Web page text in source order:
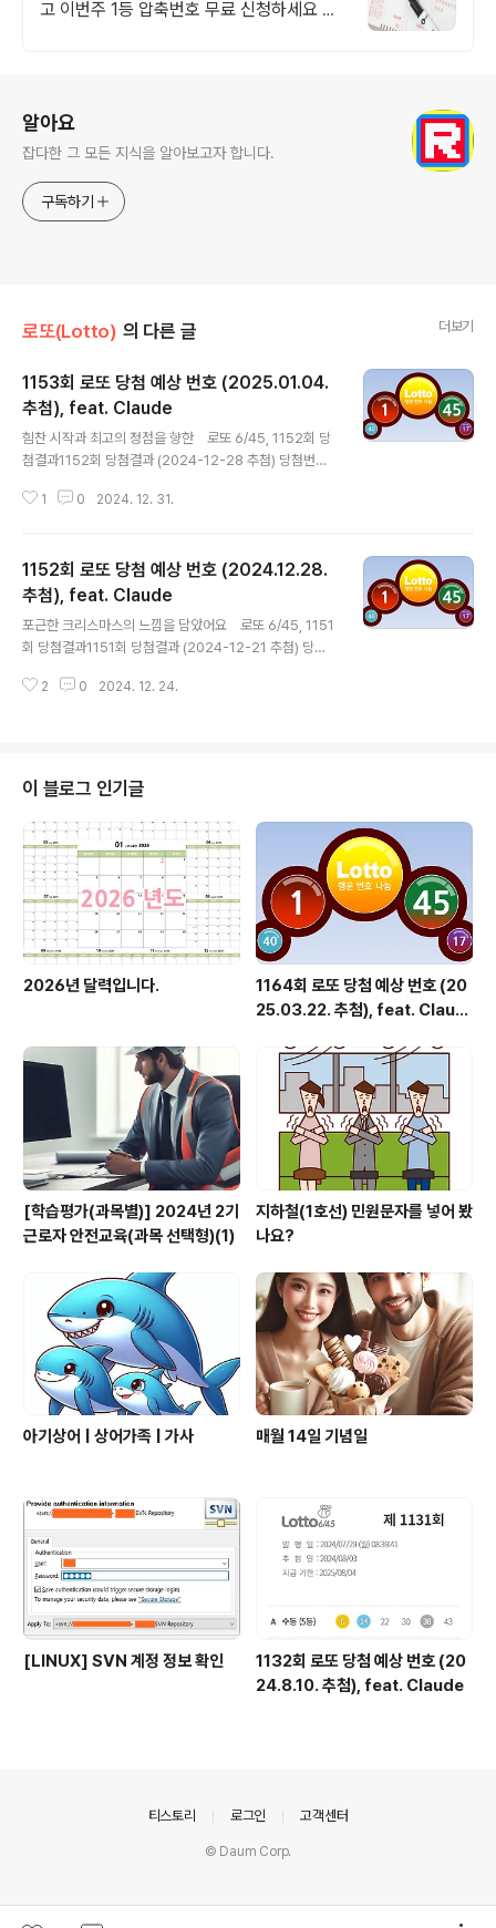
고 이번주 1등 압축번호 무료 신청하세요 지
알아요
잡다한 그 모든 지식을 알아보고자 합니다.
구독하기
로또(Lotto) 의 다른 글 더보기
1153회 로또 당첨 예상 번호 (2025.01.04.
추첨), feat. Claude
힘찬 시작과 최고의 정점을 향한 로또 6/45, 1152회 당
첨결과1152회 당첨결과 (2024-12-28 추첨) 당첨번호 :
306억원(35명 / 9억) 2025년 새해를 위한 번호 6개의
0, 25, 37, 452025년을 상징하는 숫자들을 포함했습니
다힘찬 시작과 최고의 정점을 향한 조합입니다 2세트: 1, 1
4, 23, 31, 39, 43새해 첫날을 의미하는 1로 시작하는 희
망찬 조합상승하는 기운을 담았습니다 3세트: 7, 15, 25,
33, 38, 44행운의 7로 시작하는 번영의 숫자들..
1 0 2024. 12. 31.
1152회 로또 당첨 예상 번호 (2024.12.28.
추첨), feat. Claude
포근한 크리스마스의 느낌을 담았어요 로또 6/45, 1151
회 당첨결과1151회 당첨결과 (2024-12-21 추첨) 당첨
275억원(17명 / 16억) 다시 한번 크리스마스를 기뻐하
포함한 행복한 조합행운의 7로 시작해서 최고의 45로 마
무리했습니다 2세트: 2, 14, 23, 31, 38, 422(사랑을 나
누는 둘)로 시작하는 따뜻한 숫자들크리스마스의 설렘을
담았습니다 3세트: 3, 16, 25, 32, 39, 44완전수 3으..
2 0 2024. 12. 24.
이 블로그 인기글
2026년 달력입니다.
1164회 로또 당첨 예상 번호 (20
25.03.22. 추첨), feat. Claud
[학습평가(과목별)] 2024년 2기
근로자 안전교육(과목 선택형)(1)
지하철(1호선) 민원문자를 넣어 봤
나요?
아기상어 | 상어가족 | 가사 매월 14일 기념일
[LINUX] SVN 계정 정보 확인
1132회 로또 당첨 예상 번호 (20
24.8.10. 추첨), feat. Claude
티스토리 로그인 고객센터
© Daum Corp.